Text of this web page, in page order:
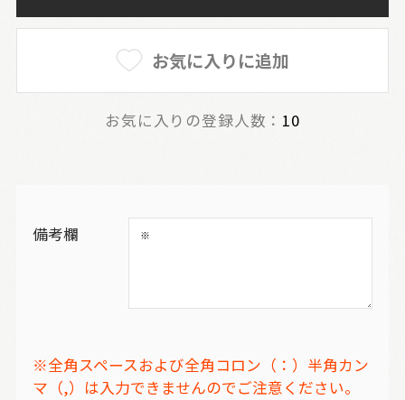
お気に入りに追加
お気に入りの登録人数： 10
備考欄
※全角スペースおよび全角コロン（：）半角カン
マ（,）は入力できませんのでご注意ください。